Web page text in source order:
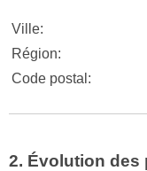
Ville:
Région:
Code postal:
2. Évolution des